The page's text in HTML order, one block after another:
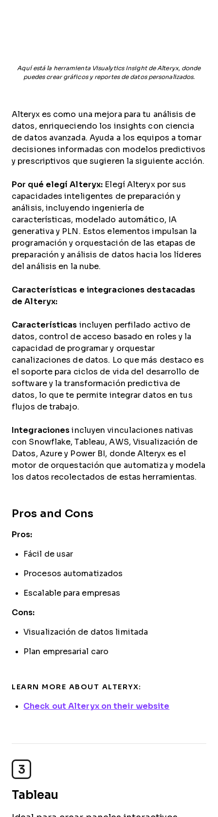
Aquí está la herramienta Visualytics Insight de Alteryx, donde
puedes crear gráficos y reportes de datos personalizados.
Alteryx es como una mejora para tu análisis de
datos, enriqueciendo los insights con ciencia
de datos avanzada. Ayuda a los equipos a tomar
decisiones informadas con modelos predictivos
y prescriptivos que sugieren la siguiente acción.
Por qué elegí Alteryx: Elegí Alteryx por sus
capacidades inteligentes de preparación y
análisis, incluyendo ingeniería de
características, modelado automático, IA
generativa y PLN. Estos elementos impulsan la
programación y orquestación de las etapas de
preparación y análisis de datos hacia los líderes
del análisis en la nube.
Características e integraciones destacadas
de Alteryx:
Características incluyen perfilado activo de
datos, control de acceso basado en roles y la
capacidad de programar y orquestar
canalizaciones de datos. Lo que más destaco es
el soporte para ciclos de vida del desarrollo de
software y la transformación predictiva de
datos, lo que te permite integrar datos en tus
flujos de trabajo.
Integraciones incluyen vinculaciones nativas
con Snowflake, Tableau, AWS, Visualización de
Datos, Azure y Power BI, donde Alteryx es el
motor de orquestación que automatiza y modela
los datos recolectados de estas herramientas.
Pros and Cons
Pros:
Fácil de usar
Procesos automatizados
Escalable para empresas
Cons:
Visualización de datos limitada
Plan empresarial caro
LEARN MORE ABOUT ALTERYX:
Check out Alteryx on their website
3
Tableau